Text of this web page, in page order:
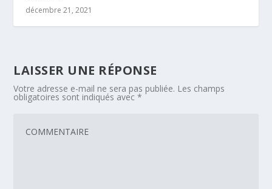
décembre 21, 2021
LAISSER UNE RÉPONSE
Votre adresse e-mail ne sera pas publiée. Les champs
obligatoires sont indiqués avec*